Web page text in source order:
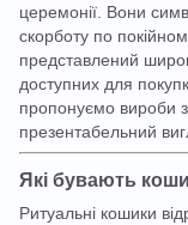
церемонії. Вони
скорботу по
представлений
доступних для
пропонуємо вироби з
презентабельний
Які бувають
Ритуальні кошики